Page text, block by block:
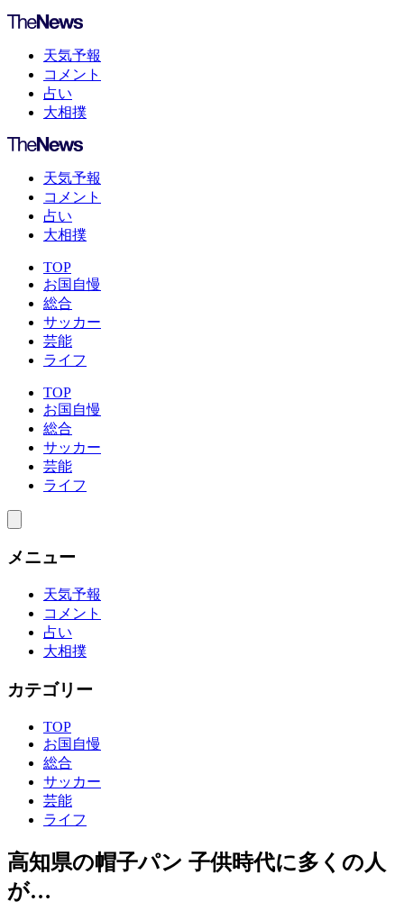
天気予報
コメント
占い
大相撲
天気予報
コメント
占い
大相撲
TOP
お国自慢
総合
サッカー
芸能
ライフ
TOP
お国自慢
総合
サッカー
芸能
ライフ
メニュー
天気予報
コメント
占い
大相撲
カテゴリー
TOP
お国自慢
総合
サッカー
芸能
ライフ
高知県の帽子パン 子供時代に多くの人
が…